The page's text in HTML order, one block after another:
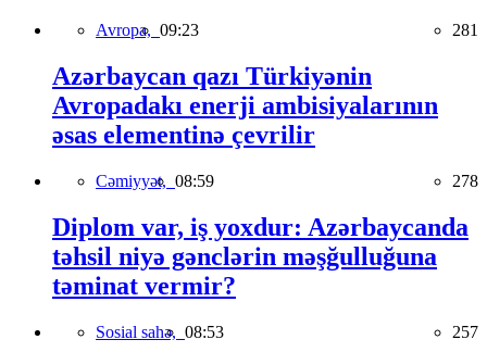
Avropa, 09:23 281
Azərbaycan qazı Türkiyənin
Avropadakı enerji ambisiyalarının
əsas elementinə çevrilir
Cəmiyyət, 08:59 278
Diplom var, iş yoxdur: Azərbaycanda
təhsil niyə gənclərin məşğulluğuna
təminat vermir?
Sosial sahə, 08:53 257